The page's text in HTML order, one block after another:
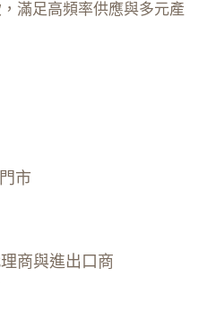
滿足高頻率供應與多元產
市
商與進出口商